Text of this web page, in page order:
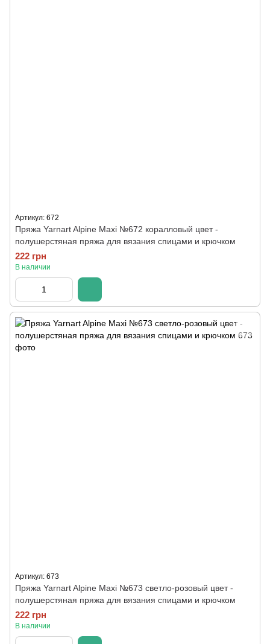
Артикул: 672
Пряжа Yarnart Alpine Maxi №672 коралловый цвет -
полушерстяная пряжа для вязания спицами и крючком
222 грн
В наличии
Артикул: 673
Пряжа Yarnart Alpine Maxi №673 светло-розовый цвет -
полушерстяная пряжа для вязания спицами и крючком
222 грн
В наличии